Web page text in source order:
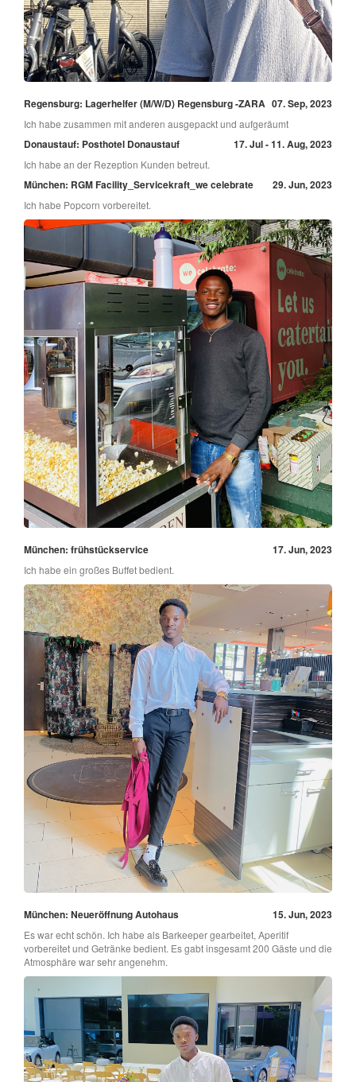
Regensburg: Lagerhelfer (M/W/D) Regensburg -ZARA 07. Sep, 2023
Ich habe zusammen mit anderen ausgepackt und aufgeräumt
Donaustauf: Posthotel Donaustauf 17. Jul - 11. Aug, 2023
Ich habe an der Rezeption Kunden betreut.
München: RGM Facility_Servicekraft_we celebrate 29. Jun, 2023
Ich habe Popcorn vorbereitet.
München: frühstückservice 17. Jun, 2023
Ich habe ein großes Buffet bedient.
München: Neueröffnung Autohaus 15. Jun, 2023
Es war echt schön. Ich habe als Barkeeper gearbeitet, Aperitif
vorbereitet und Getränke bedient. Es gabt insgesamt 200 Gäste und die
Atmosphäre war sehr angenehm.